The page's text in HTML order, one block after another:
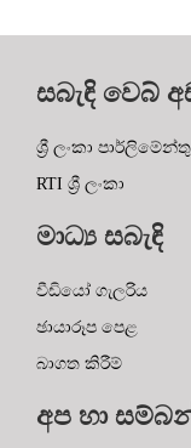
සබැඳි වෙබ්
ශ්‍රී ලංකා
මාධ්‍ය සබැඳි
වීඩියෝ ගැලරිය
අප හා
කාමර අංක 203,204-
බණ්ඩාරණායක